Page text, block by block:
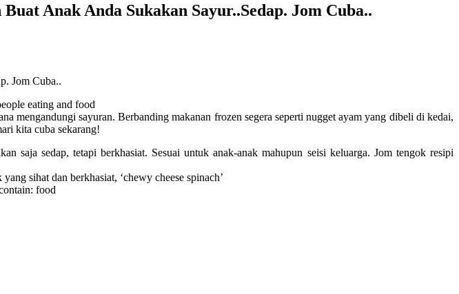
Anak Anda Sukakan Sayur..Sedap. Jom Cuba..
Jom Cuba..
mengandungi sayuran. Berbanding makanan frozen segera seperti nugget ayam yang dibeli di kedai,
kita cuba sekarang!
saja sedap, tetapi berkhasiat. Sesuai untuk anak-anak mahupun seisi keluarga. Jom tengok resipi
sihat dan berkhasiat, ‘chewy cheese spinach’